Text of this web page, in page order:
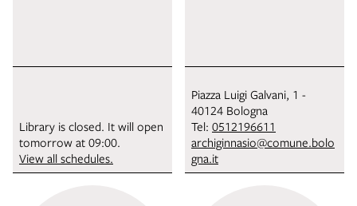
Library is closed. It will open
tomorrow at 09:00.
View all schedules.
Piazza Luigi Galvani, 1 -
40124 Bologna
Tel: 0512196611
archiginnasio@comune.bolo
gna.it